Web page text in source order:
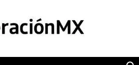
POLÍTICA